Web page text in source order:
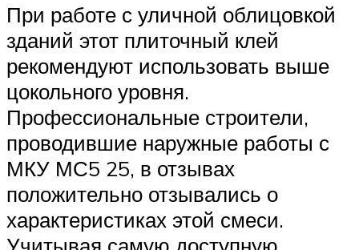
При работе с уличной облицовкой
зданий этот плиточный клей
рекомендуют использовать выше
цокольного уровня.
Профессиональные строители,
проводившие наружные работы с
МКУ МС5 25, в отзывах
положительно отзывались о
характеристиках этой смеси.
Учитывая самую доступную